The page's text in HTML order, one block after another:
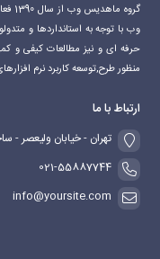
وب با توجه به استانداردها و
حرفه ای و نیز مطالعات کیفی و
منظور طرح,توسعه کاربرد نرم
ارتباط با ما
تهران - خیابان ولیعصر -
021-55887744
info@yoursite.com